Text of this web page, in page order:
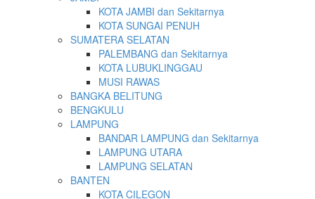
KOTA JAMBI dan Sekitarnya
KOTA SUNGAI PENUH
SUMATERA SELATAN
PALEMBANG dan Sekitarnya
KOTA LUBUKLINGGAU
MUSI RAWAS
BANGKA BELITUNG
BENGKULU
LAMPUNG
BANDAR LAMPUNG dan Sekitarnya
LAMPUNG UTARA
LAMPUNG SELATAN
BANTEN
KOTA CILEGON